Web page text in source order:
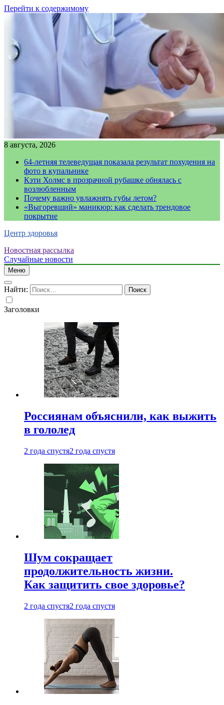
Перейти к содержимому
8 августа, 2026
64-летняя телеведущая показала результат похудения на
фото в купальнике
Кэти Холмс в прозрачной рубашке обнялась с
возлюбленным
Почему важно увлажнять губы летом?
«Выгоревший» маникюр: как сделать трендовое
покрытие
Центр здоровья
Новостная рассылка
Случайные новости
Меню
Найти:
Заголовки
Россиянам объяснили, как выжить
в гололед
2 года спустя2 года спустя
Шум сокращает
продолжительность жизни.
Как защитить свое здоровье?
2 года спустя2 года спустя